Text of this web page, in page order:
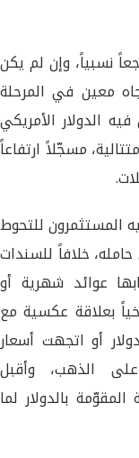
نسبياً، وإن لم يكن
معين في المرحلة
الدولار الأمريكي
مسجّلاً ارتفاعاً
المستثمرون للتحوط
خلافاً للسندات
عوائد شهرية أو
بعلاقة عكسية مع
أو اتجهت أسعار
على الذهب، وأقبل
بالدولار لما